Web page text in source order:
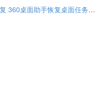
360桌面助手整理桌面任务栏怎么恢复 360桌面助手恢复桌面任务栏的方法